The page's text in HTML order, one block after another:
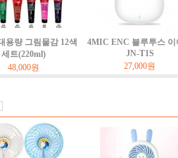
용량 그림물감 12색
세트(220ml)
48,000원
4MIC ENC 블루투스 이
JN-T1S
27,000원